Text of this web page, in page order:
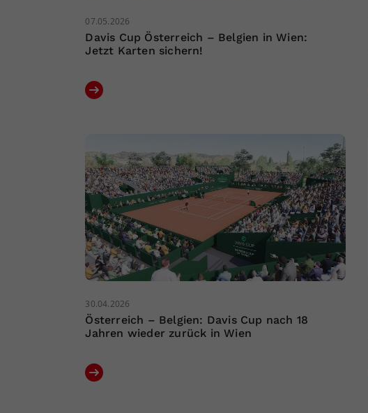
07.05.2026
Davis Cup Österreich – Belgien in Wien:
Jetzt Karten sichern!
30.04.2026
Österreich – Belgien: Davis Cup nach 18
Jahren wieder zurück in Wien